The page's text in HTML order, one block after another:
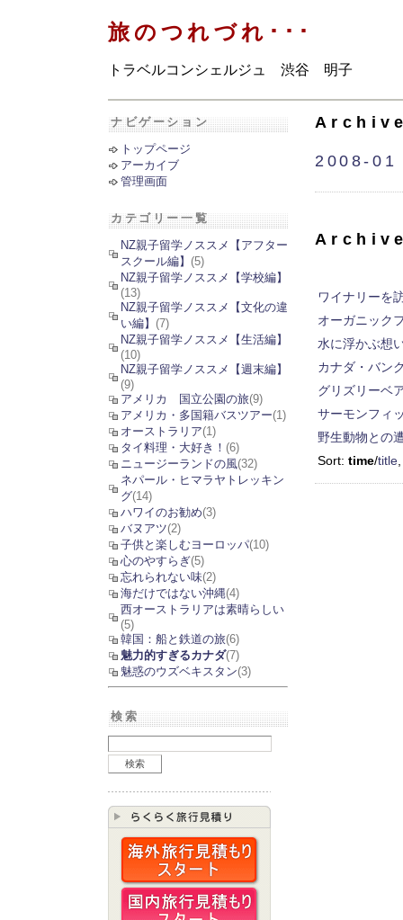
旅のつれづれ･･･
トラベルコンシェルジュ 渋谷 明子
2008-01
ワイナリーを
オーガニック
水に浮かぶ想
カナダ・バン
グリズリーベ
サーモンフィ
野生動物との
Sort: time/title
ナビゲーション
トップページ
アーカイブ
管理画面
カテゴリー一覧
NZ親子留学ノススメ【アフター
スクール編】 (5)
NZ親子留学ノススメ【学校編】
(13)
NZ親子留学ノススメ【文化の違
い編】 (7)
NZ親子留学ノススメ【生活編】
(10)
NZ親子留学ノススメ【週末編】
(9)
アメリカ 国立公園の旅(9)
アメリカ・多国籍バスツアー(1)
オーストラリア(1)
タイ料理・大好き！ (6)
ニュージーランドの風(32)
ネパール・ヒマラヤトレッキン
グ(14)
ハワイのお勧め(3)
バヌアツ(2)
子供と楽しむヨーロッパ(10)
心のやすらぎ(5)
忘れられない味(2)
海だけではない沖縄(4)
西オーストラリアは素晴らしい
(5)
韓国：船と鉄道の旅(6)
魅力的すぎるカナダ(7)
魅惑のウズベキスタン(3)
検索